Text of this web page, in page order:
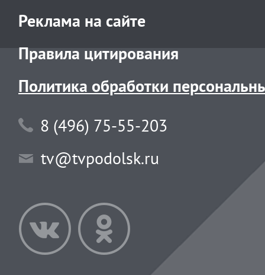
Реклама на сайте
Правила цитирования
Политика обработки
8 (496) 75-55-203
tv@tvpodolsk.ru